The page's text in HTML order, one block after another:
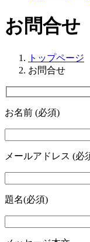
お問合せ
トップページ
お問合せ
お名前 (必須)
メールアドレス (必
題名(必須)